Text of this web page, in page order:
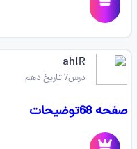
ah!R
درس7 تاریخ دهم
صفحه 68توضیحات